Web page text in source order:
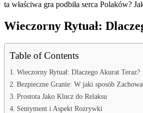
ta właściwa gra podbiła serca Polaków?
Wieczorny Rytuał:
Table of Contents
Wieczorny Rytuał: Dlaczego Akurat Teraz?
Bezpieczne Granie: W jaki sposób
Prostota Jako Klucz do Relaksu
Sentyment i Aspekt Rozrywki